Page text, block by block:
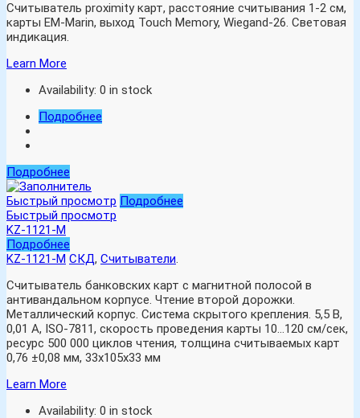
Считыватель proximity карт, расстояние считывания 1-2 см,
карты EM-Marin, выход Touch Memory, Wiegand-26. Световая
индикация.
Learn More
Availability: 0 in stock
Подробнее
Подробнее
Быстрый просмотр Подробнее
Быстрый просмотр
KZ-1121-M
Подробнее
KZ-1121-M СКД, Считыватели.
Считыватель банковских карт с магнитной полосой в
антивандальном корпусе. Чтение второй дорожки.
Металлический корпус. Система скрытого крепления. 5,5 В,
0,01 А, ISO-7811, скорость проведения карты 10…120 см/сек,
ресурс 500 000 циклов чтения, толщина считываемых карт
0,76 ±0,08 мм, 33х105х33 мм
Learn More
Availability: 0 in stock